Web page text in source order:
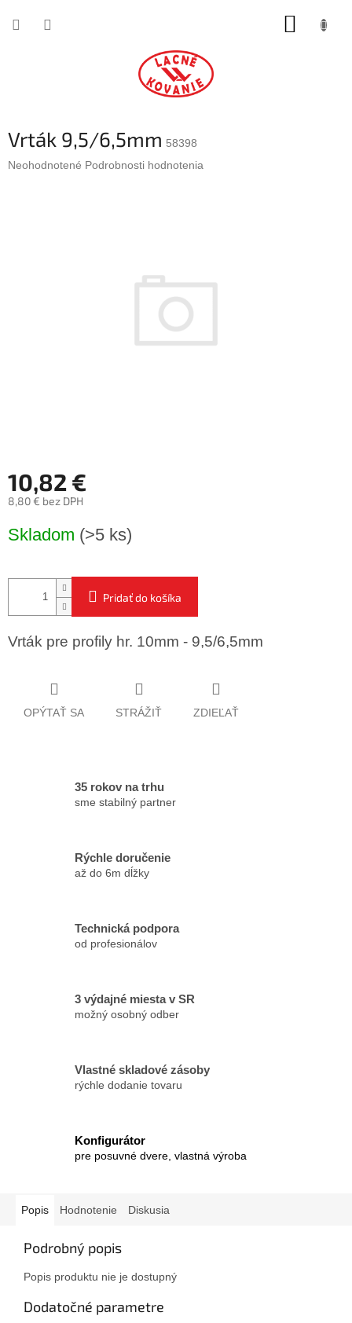
Vrták 9,5/6,5mm 58398
Priemerné
Neohodnotené Podrobnosti hodnotenia
10,82 €
8,80 € bez DPH
cena:
Skladom (>5 ks)
Pridať do košíka
Vrták pre profily hr. 10mm - 9,5/6,5mm
OPÝTAŤ SA STRÁŽIŤ ZDIEĽAŤ
35 rokov na trhu
sme stabilný partner
Rýchle doručenie
až do 6m dĺžky
Technická podpora
od profesionálov
3 výdajné miesta v SR
možný osobný odber
Vlastné skladové zásoby
rýchle dodanie tovaru
Konfigurátor
pre posuvné dvere, vlastná výroba
Popis Hodnotenie Diskusia
Podrobný popis
Popis produktu nie je dostupný
Dodatočné parametre